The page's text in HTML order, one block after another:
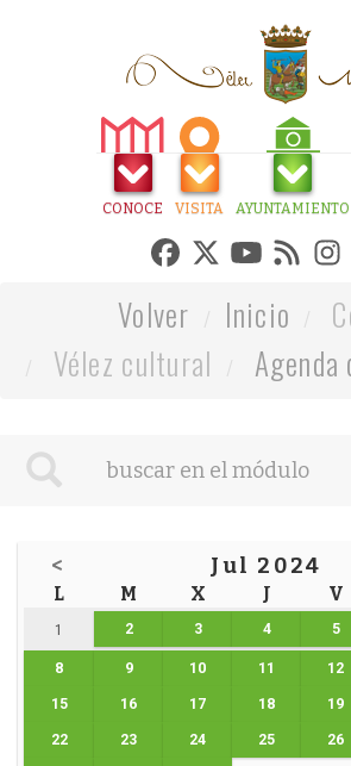
CONOCE VISITA AYUNTAMIENTO
Volver Inicio
Vélez cultural
< Jul 2024
L M X J V
1 2 3 4 5
8 9 10 11 12
15 16 17 18 19
22 23 24 25 26